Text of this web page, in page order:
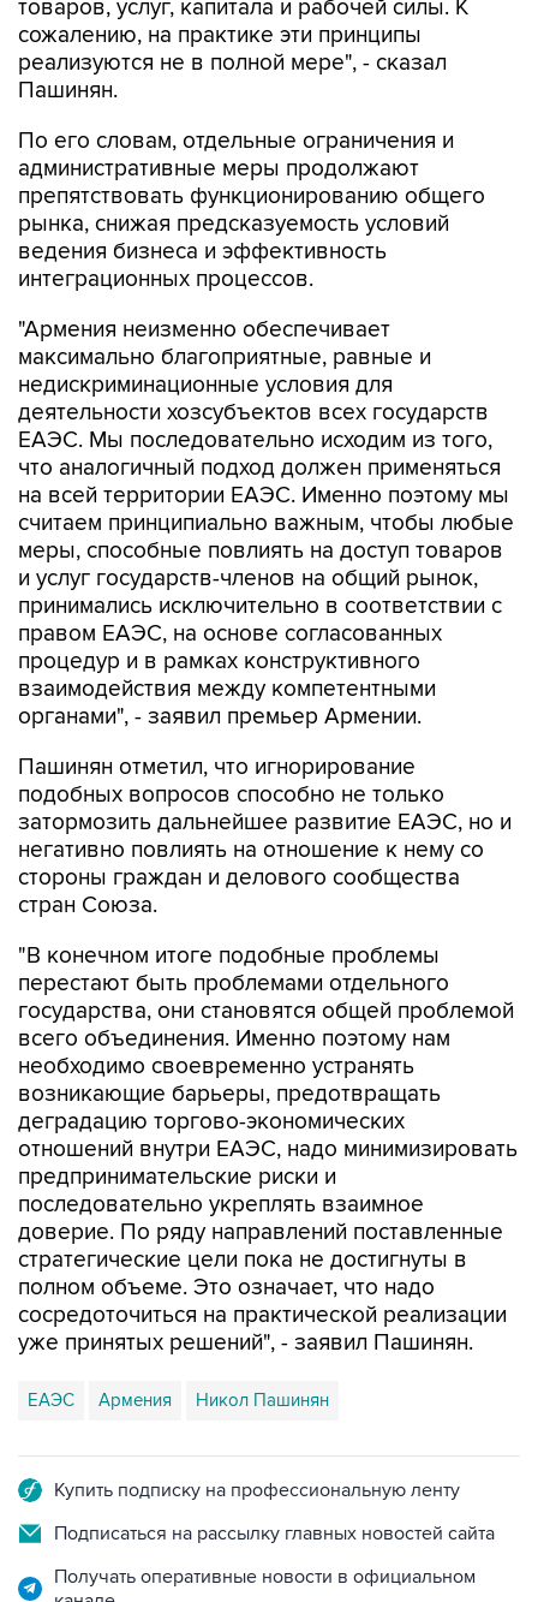
реализуются не в полной мере", - сказал
Пашинян.
По его словам, отдельные ограничения и
препятствовать функционированию общего
рынка, снижая предсказуемость условий
ведения бизнеса и эффективность
интеграционных процессов.
"Армения неизменно обеспечивает
недискриминационные условия для
деятельности хозсубъектов всех государств
ЕАЭС. Мы последовательно исходим из того,
что аналогичный подход должен применяться
на всей территории ЕАЭС. Именно поэтому мы
считаем принципиально важным, чтобы любые
меры, способные повлиять на доступ товаров
и услуг государств-членов на общий рынок,
принимались исключительно в соответствии с
правом ЕАЭС, на основе согласованных
процедур и в рамках конструктивного
взаимодействия между компетентными
органами", - заявил премьер Армении.
Пашинян отметил, что игнорирование
затормозить дальнейшее развитие ЕАЭС, но и
негативно повлиять на отношение к нему со
стороны граждан и делового сообщества
стран Союза.
"В конечном итоге подобные проблемы
государства, они становятся общей проблемой
всего объединения. Именно поэтому нам
необходимо своевременно устранять
возникающие барьеры, предотвращать
деградацию торгово-экономических
отношений внутри ЕАЭС, надо минимизировать
предпринимательские риски и
последовательно укреплять взаимное
доверие. По ряду направлений поставленные
стратегические цели пока не достигнуты в
полном объеме. Это означает, что надо
сосредоточиться на практической реализации
уже принятых решений", - заявил Пашинян.
ЕАЭС Армения Никол Пашинян
Подписаться на рассылку главных новостей сайта
Получать оперативные новости в официальном